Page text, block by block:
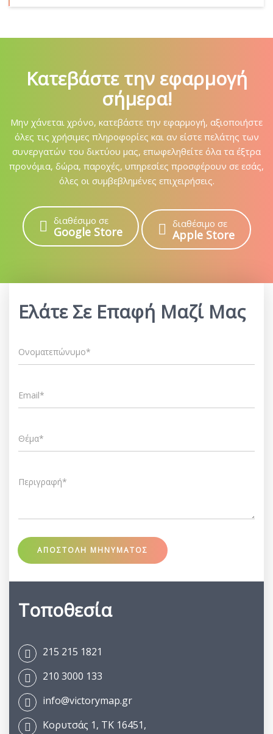
Κατεβάστε την εφαρμογή
σήμερα!
Μην χάνεται χρόνο, κατεβάστε την εφαρμογή, αξιοποιήστε
όλες τις χρήσιμες πληροφορίες και αν είστε πελάτης των
συνεργατών του δικτύου μας, επωφεληθείτε όλα τα έξτρα
προνόμια, δώρα, παροχές, υπηρεσίες προσφέρουν σε εσάς,
όλες οι συμβεβλημένες επιχειρήσεις.
διαθέσιμο σε
Google Store
διαθέσιμο σε
Apple Store
Ελάτε Σε Επαφή Μαζί Μας
ΑΠΟΣΤΟΛΗ ΜΗΝΥΜΑΤΟΣ
Τοποθεσία
215 215 1821
210 3000 133
info@victorymap.gr
Κορυτσάς 1, ΤΚ 16451,